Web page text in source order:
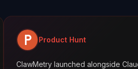
Hunt
launched alongside Claude Sonnet 4.6